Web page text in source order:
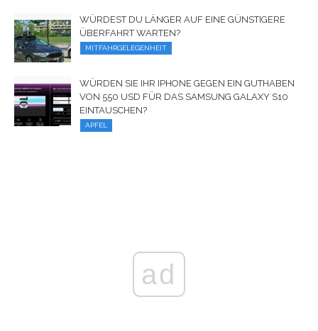
WÜRDEST DU LÄNGER AUF EINE GÜNSTIGERE
ÜBERFAHRT WARTEN?
MITFAHRGELEGENHEIT
WÜRDEN SIE IHR IPHONE GEGEN EIN GUTHABEN
VON 550 USD FÜR DAS SAMSUNG GALAXY S10
EINTAUSCHEN?
APFEL
ad